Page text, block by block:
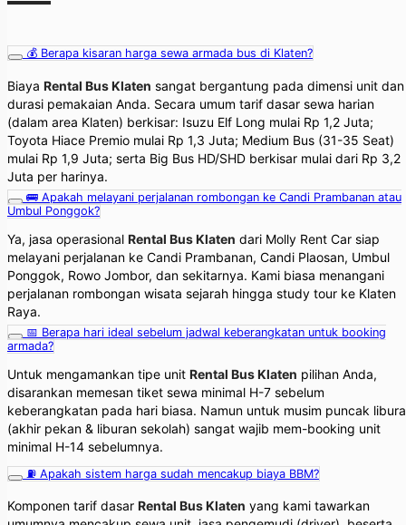
💰 Berapa kisaran harga sewa armada bus di Klaten?
Biaya Rental Bus Klaten sangat bergantung pada dimensi unit dan
durasi pemakaian Anda. Secara umum tarif dasar sewa harian
(dalam area Klaten) berkisar: Isuzu Elf Long mulai Rp 1,2 Juta;
Toyota Hiace Premio mulai Rp 1,3 Juta; Medium Bus (31-35 Seat)
mulai Rp 1,9 Juta; serta Big Bus HD/SHD berkisar mulai dari Rp 3,2
Juta per harinya.
🚌 Apakah melayani perjalanan rombongan ke Candi Prambanan atau
Umbul Ponggok?
Ya, jasa operasional Rental Bus Klaten dari Molly Rent Car siap
melayani perjalanan ke Candi Prambanan, Candi Plaosan, Umbul
Ponggok, Rowo Jombor, dan sekitarnya. Kami biasa menangani
perjalanan rombongan wisata sejarah hingga study tour ke Klaten
Raya.
📅 Berapa hari ideal sebelum jadwal keberangkatan untuk booking
armada?
Untuk mengamankan tipe unit Rental Bus Klaten pilihan Anda,
disarankan memesan tiket sewa minimal H-7 sebelum
keberangkatan pada hari biasa. Namun untuk musim puncak
(akhir pekan & liburan sekolah) sangat wajib mem-booking unit
minimal H-14 sebelumnya.
⛽ Apakah sistem harga sudah mencakup biaya BBM?
Komponen tarif dasar Rental Bus Klaten yang kami tawarkan